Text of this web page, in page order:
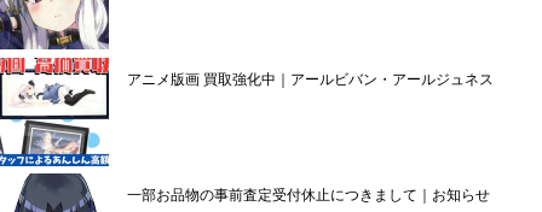
アニメ版画 買取強化中｜アールビバン・アールジュネス
一部お品物の事前査定受付休止につきまして｜お知らせ